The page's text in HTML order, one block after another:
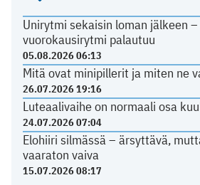
Unirytmi sekaisin loman jälkeen –
vuorokausirytmi palautuu
05.08.2026 06:13
Mitä ovat minipillerit ja miten ne
26.07.2026 19:16
Luteaalivaihe on normaali osa
24.07.2026 07:04
Elohiiri silmässä – ärsyttävä,
vaaraton vaiva
15.07.2026 08:17